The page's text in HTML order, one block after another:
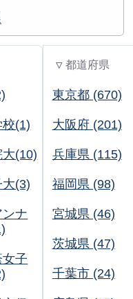
校(1)
大(10)
(3)
ナ
子
▽ 都道府県
東京都 (670)
大阪府 (201)
兵庫県 (115)
福岡県 (98)
宮城県 (46)
茨城県 (47)
千葉市 (24)